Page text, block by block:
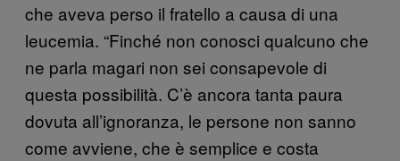
che aveva perso il fratello a causa di una
leucemia. “Finché non conosci qualcuno che
ne parla magari non sei consapevole di
questa possibilità. C’è ancora tanta paura
dovuta all’ignoranza, le persone non sanno
come avviene, che è semplice e costa